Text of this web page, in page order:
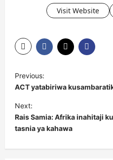
Visit Website
o
s
t
n
a
Previous:
ACT yatabiriwa
Next:
Rais Samia: Afrika inahitaji
tasnia ya kahawa